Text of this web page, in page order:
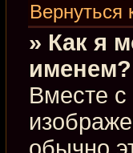
Вернуться
» Как я
именем?
Вместе с